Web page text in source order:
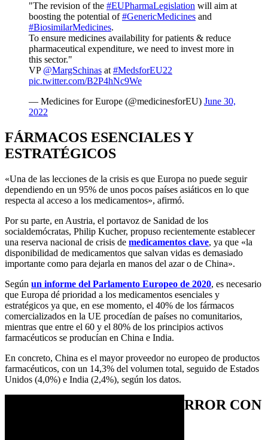
"The revision of the #EUPharmaLegislation will aim at
boosting the potential of#GenericMedicines and
#BiosimilarMedicines.
To ensure medicines availability for patients & reduce
pharmaceutical expenditure, we need to invest more in
this sector."
VP @MargSchinas at #MedsforEU22
pic.twitter.com/B2P4hNc9We
— Medicines for Europe (@medicinesforEU) June 30,
2022
FÁRMACOS ESENCIALES Y
ESTRATÉGICOS
«Una de las lecciones de la crisis es que Europa no puede seguir
dependiendo en un 95% de unos pocos países asiáticos en lo que
respecta al acceso a los medicamentos», afirmó.
Por su parte, en Austria, el portavoz de Sanidad de los
socialdemócratas, Philip Kucher, propuso recientemente establecer
una reserva nacional de crisis de medicamentos clave, ya que «la
disponibilidad de medicamentos que salvan vidas es demasiado
importante como para dejarla en manos del azar o de China».
Según un informe del Parlamento Europeo de 2020, es necesario
que Europa dé prioridad a los medicamentos esenciales y
estratégicos ya que, en ese momento, el 40% de los fármacos
comercializados en la UE procedían de países no comunitarios,
mientras que entre el 60 y el 80% de los principios activos
farmacéuticos se producían en China e India.
En concreto, China es el mayor proveedor no europeo de productos
farmacéuticos, con un 14,3% del volumen total, seguido de Estados
Unidos (4,0%) e India (2,4%), según los datos.
NO REPETIR EL MISMO ERROR CON